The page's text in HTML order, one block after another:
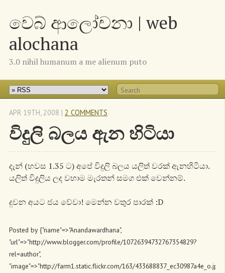
වෙබ් ආලෝචනා | web
alochana
3.0 nihil humanum a me alienum puto
විදුලි බලය ඇන හිටියා
APR 19TH, 2008 | 2 COMMENTS
දැන් (හවස 1.35 ට) අපේ විදුලි බලය යලිත් වරක් ඇනහිටියා.
යලිත් විදුලිය ලද වහාම මැරතන් සමග එක් වෙන්නම්.
දුවන අයට ජය වේවා! මෙන්න වතුර පාරක් :D
Posted by {"name"=>"Anandawardhana",
"url"=>"http://www.blogger.com/profile/10726394732767354829?
rel=author",
"image"=>"http://farm1.static.flickr.com/163/433688837_ec30987a4e_o.jpg"}